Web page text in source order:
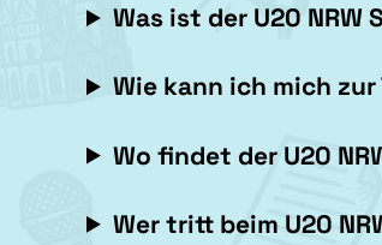
Was ist der U20 NRW
Wie kann ich mich
Wo findet der U20
Wer tritt beim U20